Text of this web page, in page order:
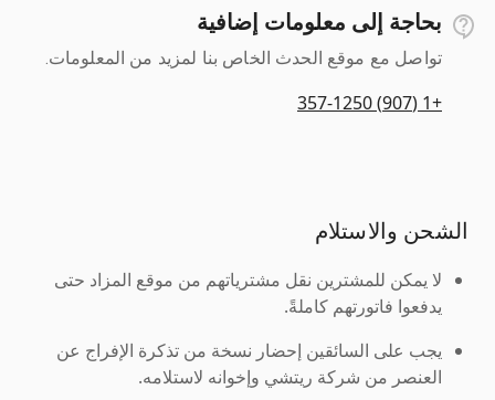
بحاجة إلى معلومات إضافية
تواصل مع موقع الحدث الخاص بنا لمزيد من المعلومات.
+1 (907) 357-1250
الشحن والاستلام
لا يمكن للمشترين نقل مشترياتهم من موقع المزاد حتى
يدفعوا فاتورتهم كاملةً.
يجب على السائقين إحضار نسخة من تذكرة الإفراج عن
العنصر من شركة ريتشي وإخوانه لاستلامه.